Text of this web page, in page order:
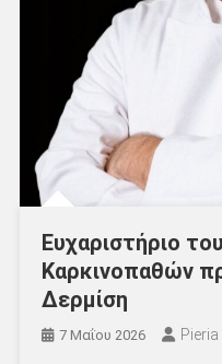
Ευχαριστήριο
Καρκινοπαθών
Δερμίση
7 Μαΐου 2026